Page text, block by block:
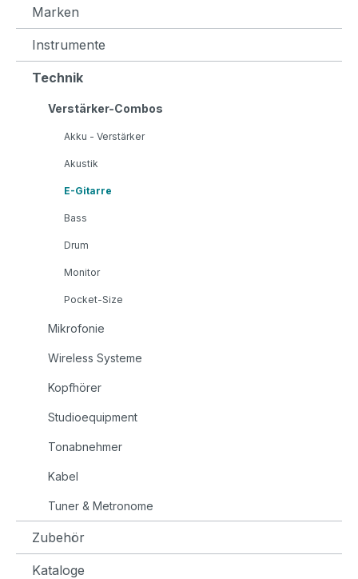
Marken
Instrumente
Technik
Verstärker-Combos
Akku - Verstärker
Akustik
E-Gitarre
Bass
Drum
Monitor
Pocket-Size
Mikrofonie
Wireless Systeme
Kopfhörer
Studioequipment
Tonabnehmer
Kabel
Tuner & Metronome
Zubehör
Kataloge